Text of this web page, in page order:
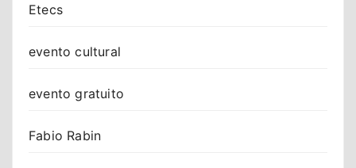
Etecs
evento cultural
evento gratuito
Fabio Rabin